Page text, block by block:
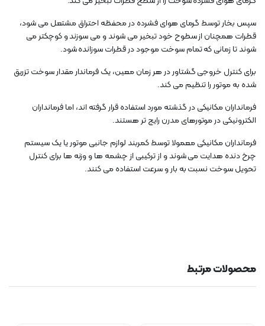
سپس بخار توسط گرمای هوای فشرده در محفظه احتراق مشتعل می شود،
قطرات همچنان از سطوح خود تبخیر می شوند و می سوزند و کوچکتر می
شوند تا زمانی که تمام سوخت موجود در قطرات سوزانده شود.
برای کنترل خروجی گشتاور در هر زمان معین، یک فرماندار مقدار سوخت تزریق
شده به موتور را تنظیم می کند.
فرمانداران مکانیکی در گذشته مورد استفاده قرار گرفته اند، اما فرمانداران
الکترونیکی در موتورهای مدرن رایج تر هستند.
فرمانداران مکانیکی معمولا توسط کمربند لوازم جانبی موتور یا یک سیستم
چرخ دنده هدایت می شوند و از ترکیبی از چشمه ها و وزنه ها برای کنترل
تحویل سوخت نسبت به بار و سرعت استفاده می کنند.
محصولات مرتبط